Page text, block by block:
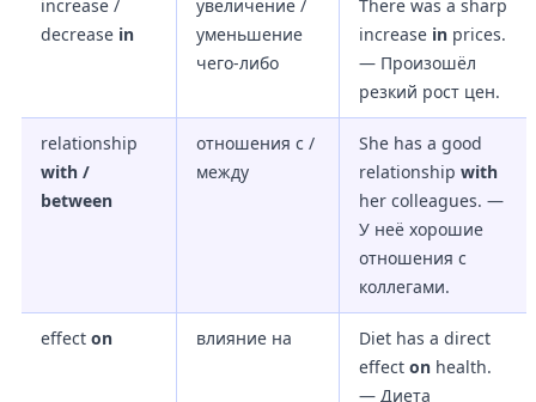
increase /
decrease in
увеличение /
уменьшение
чего-либо
There was a sharp
increase in prices.
— Произошёл
резкий рост цен.
relationship
with /
between
отношения с /
между
She has a good
relationship with
her colleagues. —
У неё хорошие
отношения с
коллегами.
effect on влияние на
Diet has a direct
effect on health.
— Диета